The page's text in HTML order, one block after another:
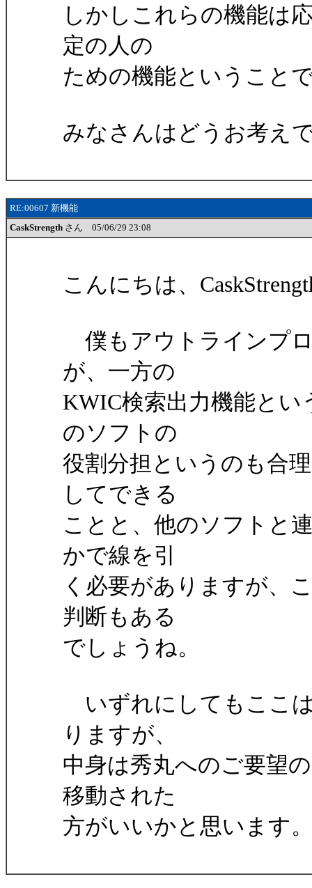
しかしこれらの機能は
定の人の
ための機能ということ
みなさんはどうお考え
RE:00607 新機能
CaskStrength さん 05/06/29 23:08
こんにちは、
僕もアウトラインプ
が、一方の
KWIC検索出力機能と
のソフトの
役割分担というのも合
してできる
ことと、他のソフトと
かで線を引
く必要がありますが、
判断もある
でしょうね。
いずれにしてもここ
りますが、
中身は秀丸へのご要望
移動された
方がいいかと思います